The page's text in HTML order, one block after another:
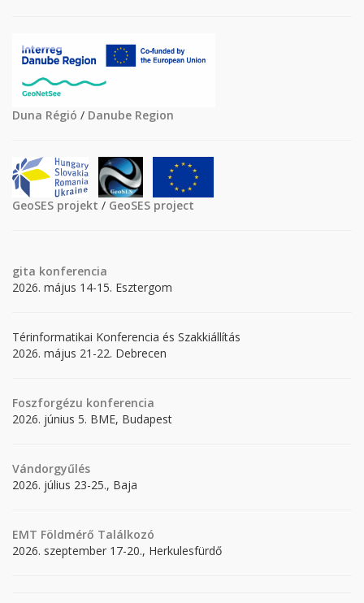
Duna Régió / Danube Region
GeoSES projekt / GeoSES project
gita konferencia
2026. május 14-15. Esztergom
Térinformatikai Konferencia és Szakkiállítás
2026. május 21-22. Debrecen
Foszforgézu konferencia
2026. június 5. BME, Budapest
Vándorgyűlés
2026. július 23-25., Baja
EMT Földmérő Találkozó
2026. szeptember 17-20., Herkulesfürdő